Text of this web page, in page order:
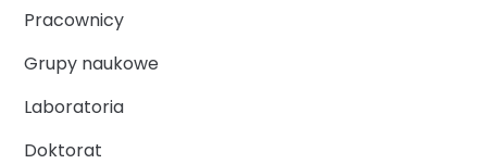
Pracownicy
Grupy naukowe
Laboratoria
Doktorat